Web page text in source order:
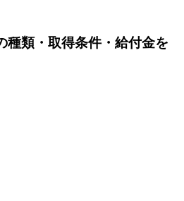
種類・取得条件・給付金を